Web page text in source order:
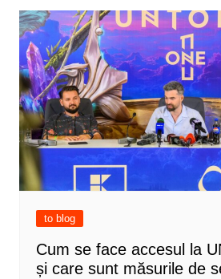
to blog
Cum se face accesul la
și care sunt măsurile de